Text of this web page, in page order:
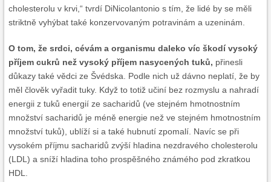
cholesterolu v krvi,“ tvrdí DiNicolantonio s tím, že lidé by se měli
striktně vyhýbat také konzervovaným potravinám a uzeninám.
O tom, že srdci, cévám a organismu daleko víc škodí vysoký
příjem cukrů než vysoký příjem nasycených tuků, přinesli
důkazy také vědci ze Švédska. Podle nich už dávno neplatí, že by
měl člověk vyřadit tuky. Když to totiž učiní bez rozmyslu a nahradí
energii z tuků energií ze sacharidů (ve stejném hmotnostním
množství sacharidů je méně energie než ve stejném hmotnostním
množství tuků), ublíží si a také hubnutí zpomalí. Navíc se při
vysokém příjmu sacharidů zvýší hladina nezdravého cholesterolu
(LDL) a sníží hladina toho prospěšného známého pod zkratkou
HDL.